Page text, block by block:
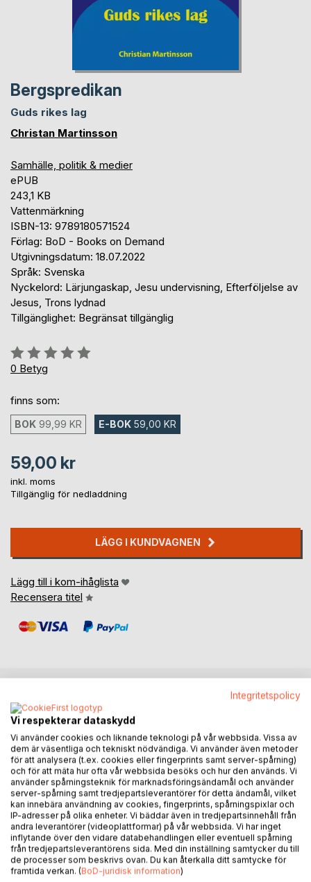
Bergspredikan
Guds rikes lag
Christan Martinsson
Samhälle, politik & medier
ePUB
243,1 KB
Vattenmärkning
ISBN-13: 9789180571524
Förlag: BoD - Books on Demand
Utgivningsdatum: 18.07.2022
Språk: Svenska
Nyckelord: Lärjungaskap, Jesu undervisning, Efterföljelse av
Jesus, Trons lydnad
Tillgänglighet: Begränsat tillgänglig
Betyg::
0%
0 Betyg
finns som:
BOK 99,99 KR E-BOK 59,00 KR
59,00 kr
inkl. moms
Tillgänglig för nedladdning
LÄGG I KUNDVAGNEN
Lägg till i kom-ihåglista
Recensera titel
BESKRIVNING
Denna bok behandlar den längsta och förmodligen
viktigaste av Jesu predikningar i de fyra evangelierna -
Bergspredikan. Kristna har idag skilda uppfattningar om
vilken betydelse Jesu undervisning i Bergspredikan
egentligen har för kristet liv och lärjungaskap. Är vi kallade
att, i våra vardagliga liv, lyda Jesu befallningar gällande
exempelvis att älska sina fiender, inte se på människor med
sexuella begär, alltid förlåta de som handlat illa emot oss
och inte samla skatter åt sig på jorden? Många kristna har
tyvärr föreställningen att Jesu befallningar visserligen är
Integritetspolicy
Vi respekterar dataskydd
Vi använder cookies och liknande teknologi på vår webbsida. Vissa av
dem är väsentliga och tekniskt nödvändiga. Vi använder även metoder
för att analysera (t.ex. cookies eller fingerprints samt server-spårning)
och för att mäta hur ofta vår webbsida besöks och hur den används. Vi
använder spårningsteknik för marknadsföringsändamål och använder
server-spårning samt tredjepartsleverantörer för detta ändamål, vilket
kan innebära användning av cookies, fingerprints, spårningspixlar och
IP-adresser på olika enheter. Vi bäddar även in tredjepartsinnehåll från
andra leverantörer (videoplattformar) på vår webbsida. Vi har inget
inflytande över den vidare databehandlingen eller eventuell spårning
från tredjepartsleverantörens sida. Med din inställning samtycker du till
de processer som beskrivs ovan. Du kan återkalla ditt samtycke för
framtida verkan. (BoD-juridisk information)